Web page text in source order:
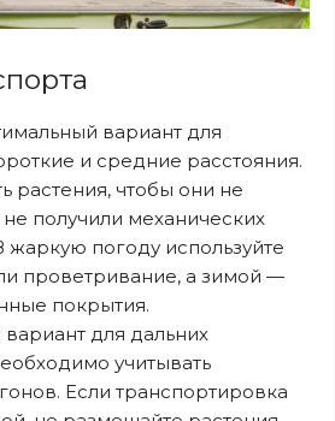
вариант для
и средние расстояния.
растения, чтобы они не
получили механических
погоду используйте
проветривание, а зимой —
покрытия.
для дальних
учитывать
Если транспортировка